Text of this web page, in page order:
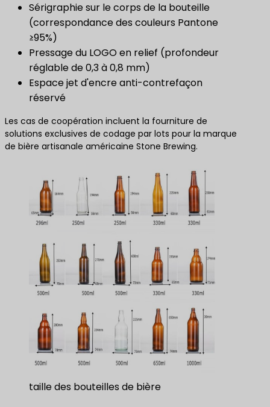
Sérigraphie sur le corps de la bouteille
(correspondance des couleurs Pantone
≥95%)
Pressage du LOGO en relief (profondeur
réglable de 0,3 à 0,8 mm)
Espace jet d'encre anti-contrefaçon
réservé
Les cas de coopération incluent la fourniture de
solutions exclusives de codage par lots pour la marque
de bière artisanale américaine Stone Brewing.
taille des bouteilles de bière